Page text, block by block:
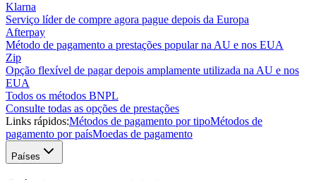
Klarna
Serviço líder de compre agora pague depois da Europa
Afterpay
Método de pagamento a prestações popular na AU e nos EUA
Zip
Opção flexível de pagar depois amplamente utilizada na AU e nos
EUA
Todos os métodos BNPL
Consulte todas as opções de prestações
Links rápidos:Métodos de pagamento por tipoMétodos de
pagamento por paísMoedas de pagamento
Países